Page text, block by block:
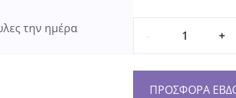
την ημέρα
+
ΠΡΟΣΦΟΡΑ